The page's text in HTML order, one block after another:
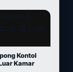
Kontol
Kamar